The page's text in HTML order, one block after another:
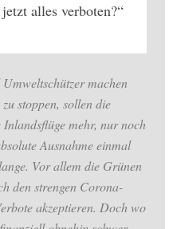
jetzt alles verboten?“
machen
stoppen, sollen die
mehr, nur noch
Ausnahme einmal
Vor allem die Grünen
den strengen Corona-
akzeptieren. Doch wo